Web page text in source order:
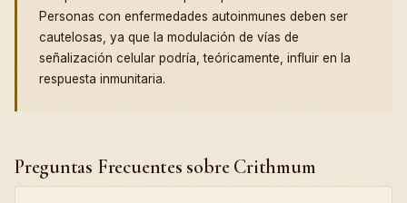
Personas con enfermedades autoinmunes deben ser
cautelosas, ya que la modulación de vías de
señalización celular podría, teóricamente, influir en la
respuesta inmunitaria.
Preguntas Frecuentes sobre Crithmum